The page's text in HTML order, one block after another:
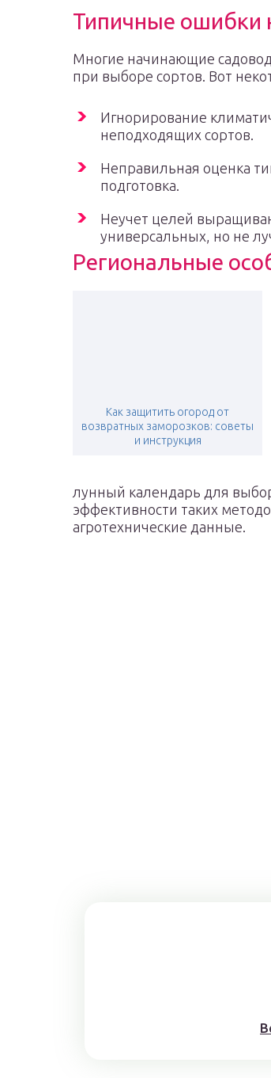
Типичные ошибки
Многие начинающие
при выборе сортов. Вот
Игнорирование
неподходящих сортов.
Неправильная оценка
подготовка.
Неучет целей
универсальных, но не
Региональные
Как защитить огород от
возвратных заморозков: советы
и инструкция
лунный календарь для
эффективности таких
агротехнические данные.